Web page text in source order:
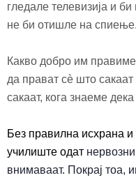
гледале телевизија и
не би отишле на спиење.
Какво добро им
да прават сè што
сакаат, кога знаеме
Без правилна исхрана
училиште одат
внимаваат. Покрај тоа,